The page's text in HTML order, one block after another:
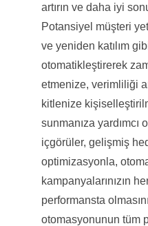
artırın ve daha iyi
Potansiyel müşteri
ve yeniden katılım
otomatikleştirerek
etmenize, verimliliği
kitlenize
sunmanıza yardımcı
içgörüler, gelişmiş
optimizasyonla,
kampanyalarınızın
performansta
otomasyonunun tüm